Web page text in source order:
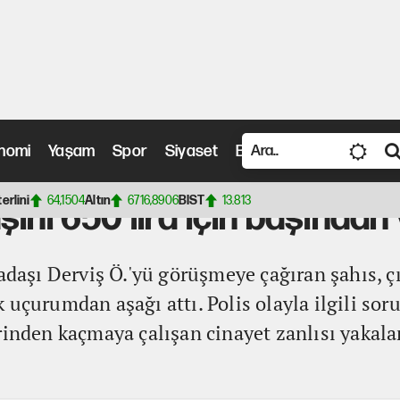
Yaşam Spor Siyaset Bilim ve Teknoloji
64,1504Altın 6716,8906BIST 13.813
vurdu
650 lira için
Derviş Ö.'yü görüşmeye çağıran şahıs,
uçurumdan aşağı attı. Polis olayla ilgili
kaçmaya çalışan cinayet zanlısı